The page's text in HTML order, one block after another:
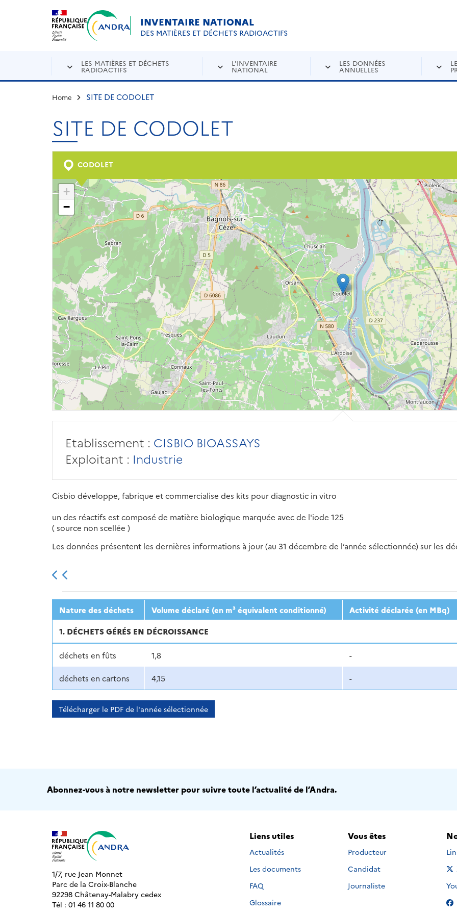
Aller au contenu principal
INVENTAIRE NATIONAL
DES MATIÈRES ET DÉCHETS RADIOACTIFS
LES MATIÈRES ET DÉCHETS
RADIOACTIFS
L'INVENTAIRE
NATIONAL
LES DONNÉES
ANNUELLES
Home SITE DE CODOLET
SITE DE CODOLET
CODOLET
+
−
Etablissement : CISBIO BIOASSAYS
Exploitant : Industrie
Cisbio développe, fabrique et commercialise des kits pour diagnostic in vitro
un des réactifs est composé de matière biologique marquée avec de l'iode 125
( source non scellée )
Les données présentent les dernières informations à jour (au 31 décembre de l’année sélectionnée) sur les
2013 2014 2015 2016 2017 2018 2019
Nature des déchets Volume déclaré (en m³ équivalent conditionné) Activité déclarée (en MBq)
1. DÉCHETS GÉRÉS EN DÉCROISSANCE
déchets en fûts 1,8 -
déchets en cartons 4,15 -
Télécharger le PDF de l'année sélectionnée
Abonnez-vous à notre newsletter pour suivre toute l’actualité de l’Andra.
1/7, rue Jean Monnet
Parc de la Croix-Blanche
92298 Châtenay-Malabry cedex
Tél : 01 46 11 80 00
Liens utiles
Actualités
Les documents
FAQ
Glossaire
Vous êtes
Producteur
Candidat
Journaliste